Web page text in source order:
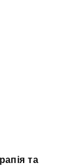
та